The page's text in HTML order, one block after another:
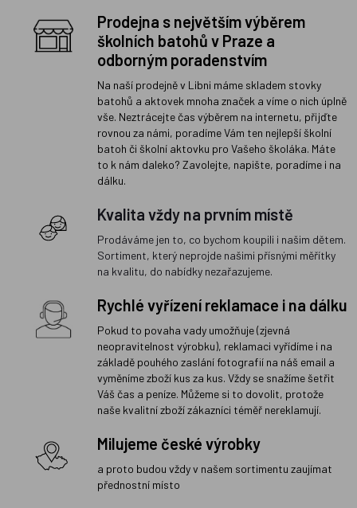
Prodejna s největším výběrem
školních batohů v Praze a
odborným poradenstvím
Na naší prodejně v Libni máme skladem stovky
batohů a aktovek mnoha značek a víme o nich úplně
vše. Neztrácejte čas výběrem na internetu, přijďte
rovnou za námi, poradíme Vám ten nejlepší školní
batoh či školní aktovku pro Vašeho školáka. Máte
to k nám daleko? Zavolejte, napište, poradíme i na
dálku.
Kvalita vždy na prvním místě
Prodáváme jen to, co bychom koupili i našim dětem.
Sortiment, který neprojde našimi přísnými měřítky
na kvalitu, do nabídky nezařazujeme.
Rychlé vyřízení reklamace i na dálku
Pokud to povaha vady umožňuje (zjevná
neopravitelnost výrobku), reklamaci vyřídíme i na
základě pouhého zaslání fotografií na náš email a
vyměníme zboží kus za kus. Vždy se snažíme šetřit
Váš čas a peníze. Můžeme si to dovolit, protože
naše kvalitní zboží zákazníci téměř nereklamují.
Milujeme české výrobky
a proto budou vždy v našem sortimentu zaujímat
přednostní místo